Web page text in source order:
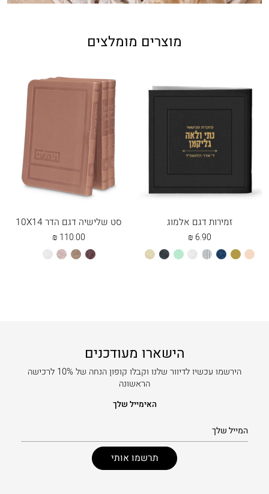
מוצרים מומלצים
זמירות דגם אלמוג
6.90
₪
אפרסקזהב כחול כסוף לבן מנטהשחור שמנת
סט שלישיה דגם הדר 10X14
110.00
₪
חוםחום כספסף
לבן
הישארו מעודכנים
הירשמו עכשיו לדיוור שלנו וקבלו קופון הנחה של 10% לרכישה
הראשונה
האימייל שלך